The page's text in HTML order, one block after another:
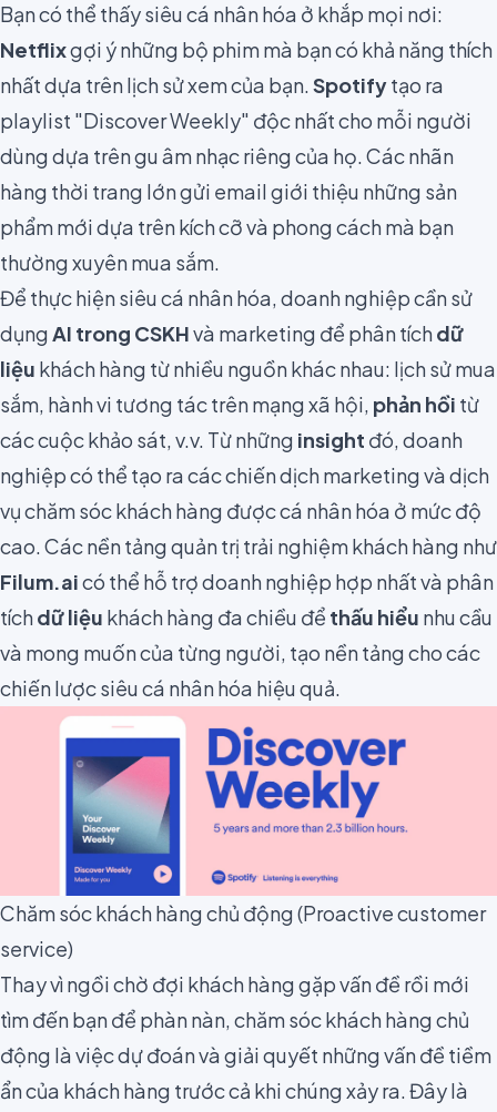
Bạn có thể thấy siêu cá nhân hóa ở khắp mọi nơi:
Netflixgợi ý những bộ phim mà bạn có khả năng thích
nhất dựa trên lịch sử xem của bạn.Spotifytạo ra
playlist "Discover Weekly" độc nhất cho mỗi người
dùng dựa trên gu âm nhạc riêng của họ. Các nhãn
hàng thời trang lớn gửi email giới thiệu những sản
phẩm mới dựa trên kích cỡ và phong cách mà bạn
thường xuyên mua sắm.
Để thực hiện siêu cá nhân hóa, doanh nghiệp cần sử
dụngAI trong CSKHvà marketing để phân tíchdữ
liệu khách hàng từ nhiều nguồn khác nhau: lịch sử mua
sắm, hành vi tương tác trên mạng xã hội, phản hồi từ
các cuộc khảo sát, v.v. Từ những insight đó, doanh
nghiệp có thể tạo ra các chiến dịch marketing và dịch
vụ chăm sóc khách hàng được cá nhân hóa ở mức độ
cao. Các nền tảng quản trị trải nghiệm khách hàng như
Filum.aicó thể hỗ trợ doanh nghiệp hợp nhất và phân
tíchdữ liệu khách hàng đa chiều để thấu hiểu nhu cầu
và mong muốn của từng người, tạo nền tảng cho các
chiến lược siêu cá nhân hóa hiệu quả.
Chăm sóc khách hàng chủ động (Proactive customer
service)
Thay vì ngồi chờ đợi khách hàng gặp vấn đề rồi mới
tìm đến bạn để phàn nàn, chăm sóc khách hàng chủ
động là việc dự đoán và giải quyết những vấn đề tiềm
ẩn của khách hàng trước cả khi chúng xảy ra. Đây là